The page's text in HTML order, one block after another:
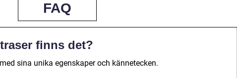
FAQ
finns det?
sina unika egenskaper och kännetecken.